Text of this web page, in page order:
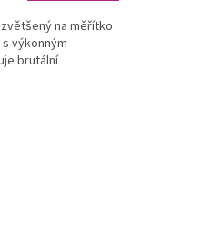
zvětšený na měřítko
výkonným
brutální